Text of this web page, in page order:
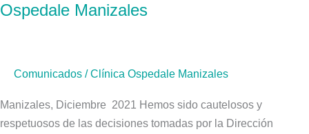
Ospedale Manizales
Comunicados /Clínica Ospedale Manizales
Manizales, Diciembre 2021 Hemos sido cautelosos y
respetuosos de las decisiones tomadas por la Dirección
Urgencias